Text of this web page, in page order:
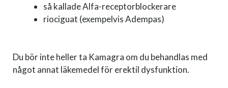
så kallade Alfa-receptorblockerare
riociguat (exempelvis Adempas)
Du bör inte heller ta Kamagra om du behandlas med
något annat läkemedel för erektil dysfunktion.